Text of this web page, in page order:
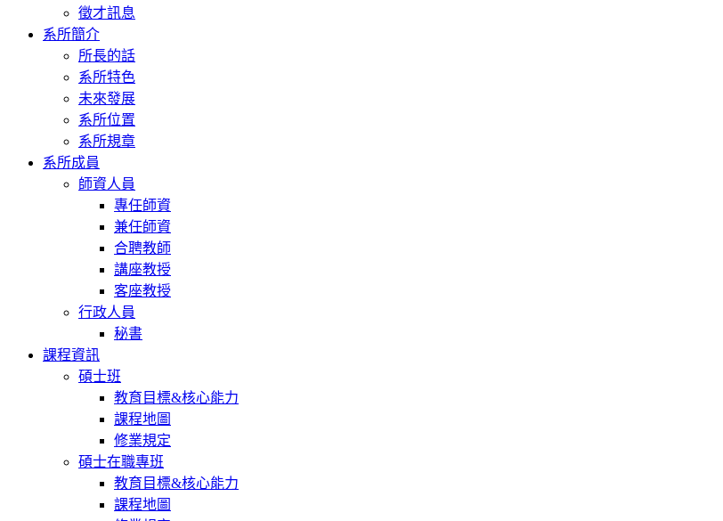
徵才訊息
系所簡介
所長的話
系所特色
未來發展
系所位置
系所規章
系所成員
師資人員
專任師資
兼任師資
合聘教師
講座教授
客座教授
行政人員
秘書
課程資訊
碩士班
教育目標&核心能力
課程地圖
修業規定
碩士在職專班
教育目標&核心能力
課程地圖